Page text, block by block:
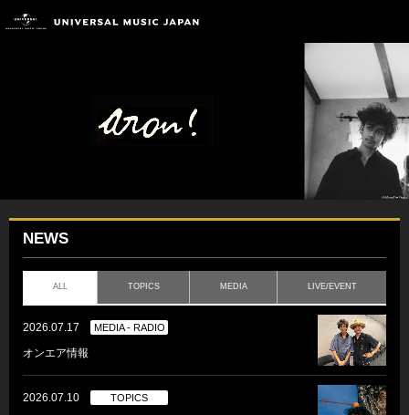
NEWS
ALL TOPICS MEDIA LIVE/EVENT
2026.07.17 MEDIA - RADIO
オンエア情報
2026.07.10 TOPICS